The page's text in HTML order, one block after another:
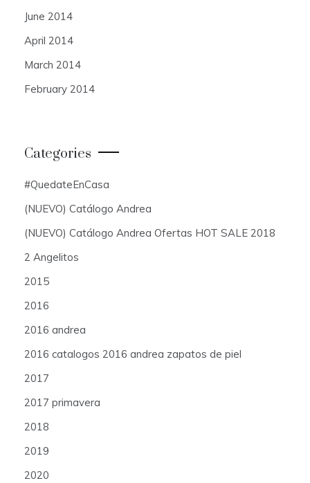
June 2014
April 2014
March 2014
February 2014
Categories
#QuedateEnCasa
(NUEVO) Catálogo Andrea
(NUEVO) Catálogo Andrea Ofertas HOT SALE 2018
2 Angelitos
2015
2016
2016 andrea
2016 catalogos 2016 andrea zapatos de piel
2017
2017 primavera
2018
2019
2020